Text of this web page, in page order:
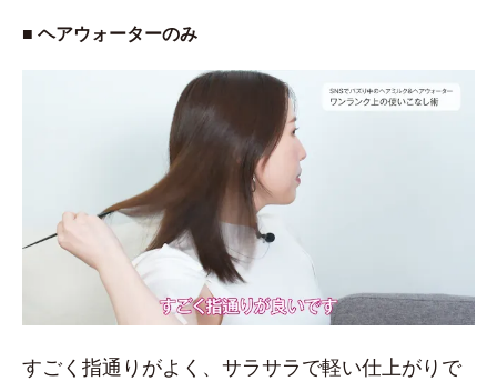
■ ヘアウォーターのみ
すごく指通りがよく、サラサラで軽い仕上がりで